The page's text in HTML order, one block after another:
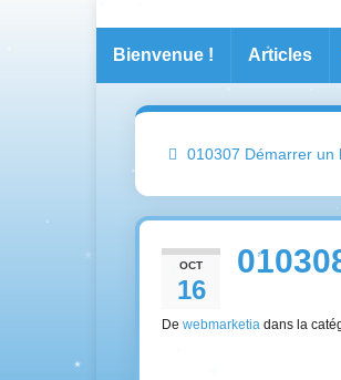
Bienvenue ! Articles
010307 Démarrer un
OCT
16
De webmarketia dans la